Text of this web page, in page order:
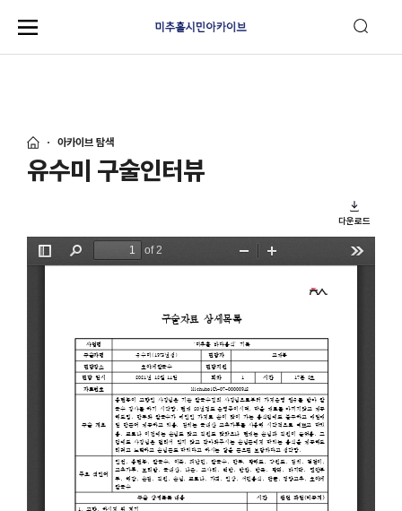
아카이브 탐색
유수미 구술인터뷰
다운로드